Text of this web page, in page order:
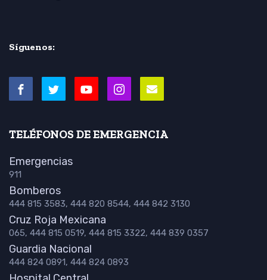
Síguenos:
TELÉFONOS DE EMERGENCIA
Emergencias
911
Bomberos
444 815 3583, 444 820 8544, 444 842 3130
Cruz Roja Mexicana
065, 444 815 0519, 444 815 3322, 444 839 0357
Guardia Nacional
444 824 0891, 444 824 0893